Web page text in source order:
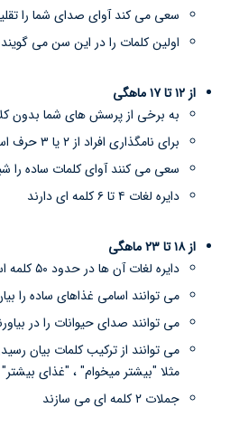
سعی می کند آوای صدای شما را
اولین کلمات را در این سن می گویند
از ۱۲ تا ۱۷ ماهگی
به برخی از پرسش های شما بدون
برای نامگذاری افراد از ۲ یا ۳ حرف استفاده می کنند
سعی می کنند آوای کلمات ساده را
دایره لغات ۴ تا ۶ کلمه ای دارند
از ۱۸ تا ۲۳ ماهگی
دایره لغات آن ها در حدود ۵۰ کلمه است
می توانند اسامی غذاهای ساده را
می توانند صدای حیوانات را در
می توانند از ترکیب کلمات بیان
مثلا "بیشتر میخوام" ، "غذای
جملات ۲ کلمه ای می سازند